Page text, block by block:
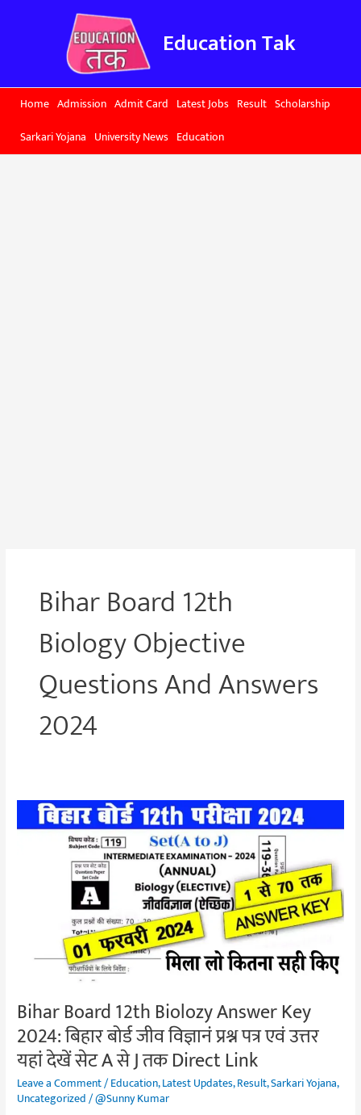
Education Tak
Home Admission Admit Card Latest Jobs Result Scholarship
Sarkari Yojana University News Education
Bihar Board 12th
Biology Objective
Questions And Answers
2024
Bihar Board 12th Biolozy Answer Key
2024: बिहार बोर्ड जीव विज्ञानं प्रश्न पत्र एवं उत्तर
यहां देखें सेट A से J तक Direct Link
Leave a Comment/Education,Latest Updates,Result,Sarkari Yojana,
Uncategorized/@Sunny Kumar
Bihar
Board
विज्ञानं
प्रश्न
पत्र
एवं
उत्तर